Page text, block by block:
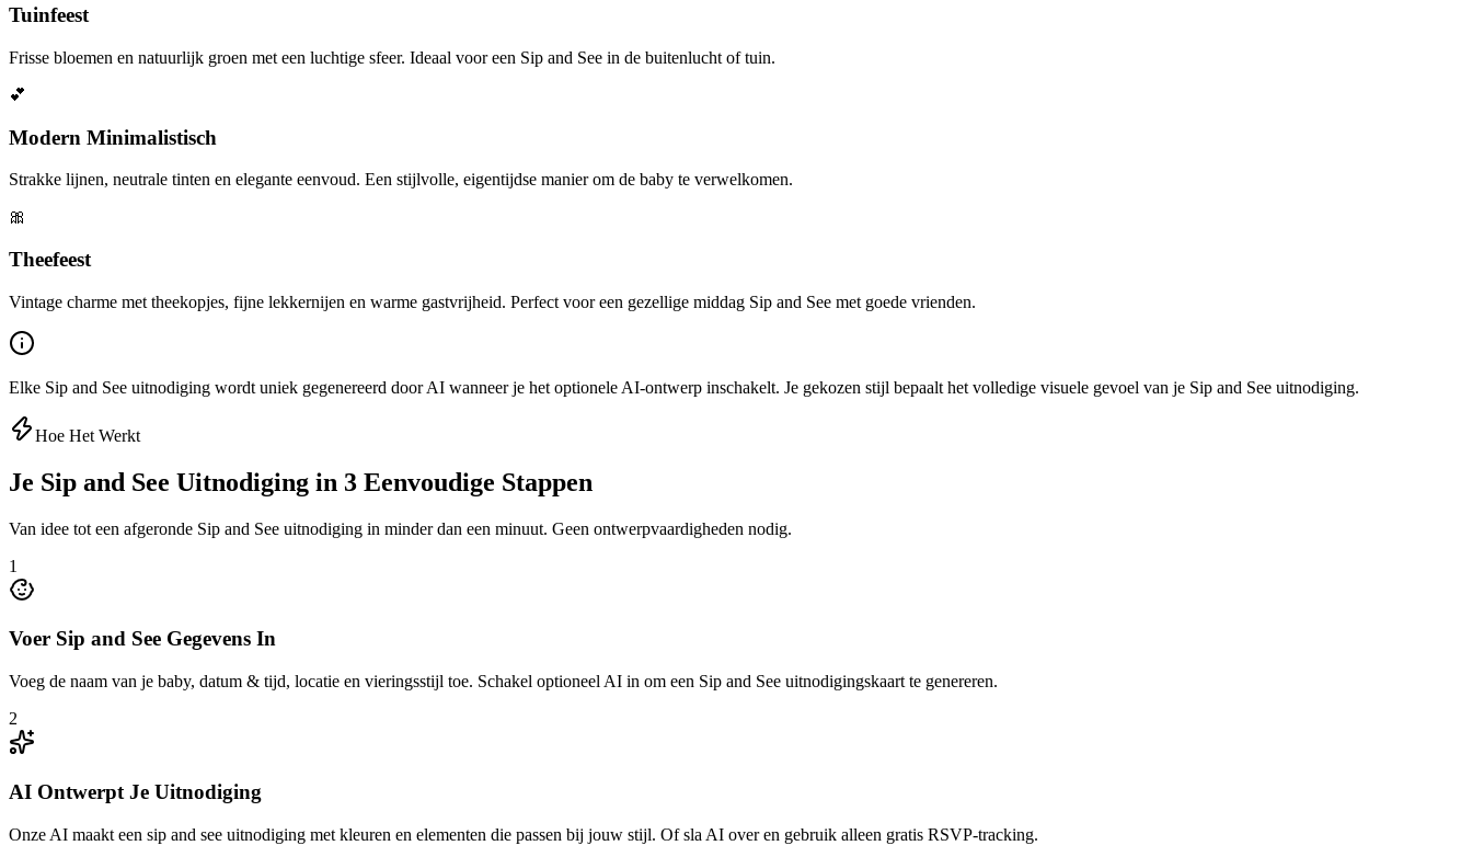
Tuinfeest
Frisse bloemen en natuurlijk groen met een luchtige sfeer. Ideaal voor een Sip and See in de buitenlucht of tuin.
💕
Modern Minimalistisch
Strakke lijnen, neutrale tinten en elegante eenvoud. Een stijlvolle, eigentijdse manier om de baby te verwelkomen.
🎀
Theefeest
Vintage charme met theekopjes, fijne lekkernijen en warme gastvrijheid. Perfect voor een gezellige middag Sip and See met goede vrienden.
Elke Sip and See uitnodiging wordt uniek gegenereerd door AI wanneer je het optionele AI-ontwerp inschakelt. Je gekozen stijl bepaalt het volledige visuele gevoel van je Sip and See uitnodiging.
Hoe Het Werkt
Je Sip and See Uitnodiging in 3 Eenvoudige Stappen
Van idee tot een afgeronde Sip and See uitnodiging in minder dan een minuut. Geen ontwerpvaardigheden nodig.
1
Voer Sip and See Gegevens In
Voeg de naam van je baby, datum & tijd, locatie en vieringsstijl toe. Schakel optioneel AI in om een Sip and See uitnodigingskaart te genereren.
2
AI Ontwerpt Je Uitnodiging
Onze AI maakt een sip and see uitnodiging met kleuren en elementen die passen bij jouw stijl. Of sla AI over en gebruik alleen gratis RSVP-tracking.